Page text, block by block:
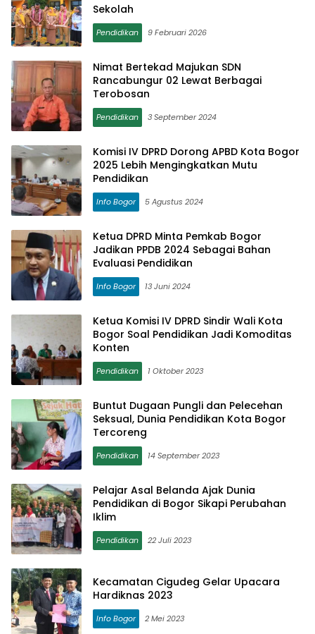
Sekolah
Pendidikan 9 Februari 2026
Nimat Bertekad Majukan SDN
Rancabungur 02 Lewat Berbagai
Terobosan
Pendidikan 3 September 2024
Komisi IV DPRD Dorong APBD Kota Bogor
2025 Lebih Mengingkatkan Mutu
Pendidikan
Info Bogor 5 Agustus 2024
Ketua DPRD Minta Pemkab Bogor
Jadikan PPDB 2024 Sebagai Bahan
Evaluasi Pendidikan
Info Bogor 13 Juni 2024
Ketua Komisi IV DPRD Sindir Wali Kota
Bogor Soal Pendidikan Jadi Komoditas
Konten
Pendidikan 1 Oktober 2023
Buntut Dugaan Pungli dan Pelecehan
Seksual, Dunia Pendidikan Kota Bogor
Tercoreng
Pendidikan 14 September 2023
Pelajar Asal Belanda Ajak Dunia
Pendidikan di Bogor Sikapi Perubahan
Iklim
Pendidikan 22 Juli 2023
Kecamatan Cigudeg Gelar Upacara
Hardiknas 2023
Info Bogor 2 Mei 2023